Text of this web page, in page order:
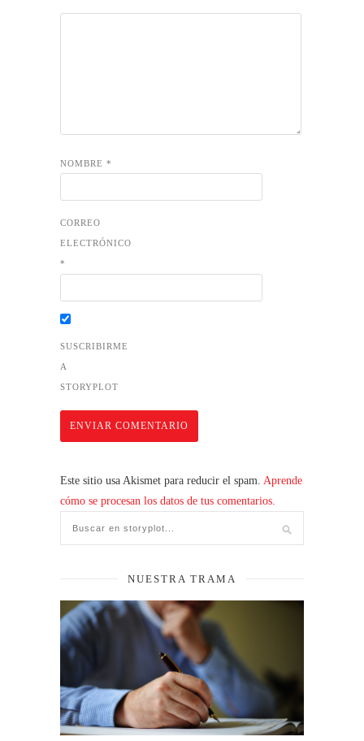
CORREO
ELECTRÓNICO
*
SUSCRIBIRME
A
STORYPLOT
Este sitio usa Akismet para reducir el spam. Aprende
cómo se procesan los datos de tus comentarios.
NUESTRA TRAMA